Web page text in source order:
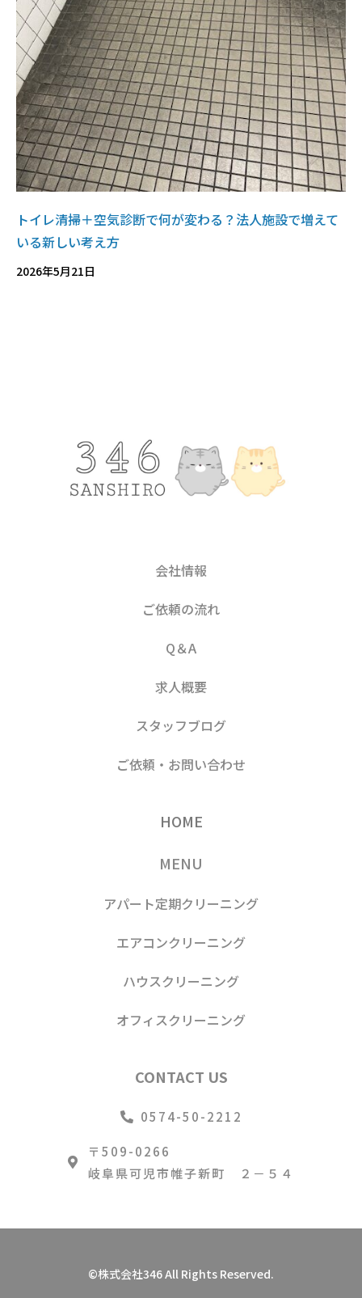
トイレ清掃＋空気診断で何が変わる？法人施設で増えて
いる新しい考え方
2026年5月21日
会社情報
ご依頼の流れ
Q＆A
求人概要
スタッフブログ
ご依頼・お問い合わせ
HOME
MENU
アパート定期クリーニング
エアコンクリーニング
ハウスクリーニング
オフィスクリーニング
CONTACT US
0574-50-2212
〒509-0266
岐阜県可児市帷子新町 ２－５４
©株式会社346 All Rights Reserved.